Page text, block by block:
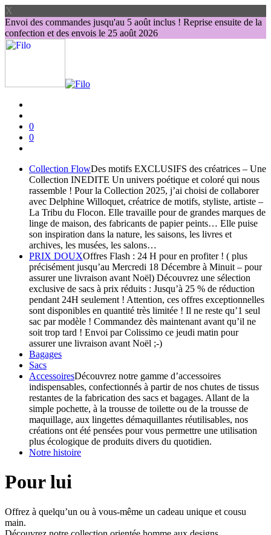
X
Envoi des commandes jusqu'au 5 août inclus ! Reprise ensuite de la
confection et des envois le 25 août 2026
0
0
Collection FlowDes motifs EXCLUSIFS des créatrices – Une
Collection INEDITE Un univers poétique et coloré qui nous
rassemble ! Pour la Collection 2025, j’ai choisi de collaborer
avec Delphine Willoquet, créatrice de motifs, styliste, artiste –
La Tribu du Flocon. Elle travaille pour de grandes marques de
linge de maison, des fabricants de papier peints… Elle puise
son inspiration dans la nature, les saisons, les livres et
archives, les musées, les salons…
PRIX DOUXOffres Flash : 24 H pour en profiter ! ( plus
précisément jusqu’au Mercredi 18 Décembre à Minuit – pour
assurer une livraison avant Noël) Découvrez une sélection
exclusive de sacs à prix réduits : Jusqu’à 25 % de réduction
pendant 24H seulement ! Attention, ces offres exceptionnelles
sont disponibles en quantité très limitée ! Il ne reste qu’1 seul
sac par modèle ! Commandez dès maintenant avant qu’il ne
soit trop tard ! Envoi par Colissimo ce jeudi matin pour
assurer une livraison avant Noël ;-)
Bagages
Sacs
AccessoiresDécouvrez notre gamme d’accessoires
indispensables, confectionnés à partir de nos chutes de tissus
restantes de la fabrication des sacs et bagages. Allant de la
simple pochette, à la trousse de toilette ou de la trousse de
maquillage, aux lingettes démaquillantes réutilisables, nos
créations ont été pensées pour vous permettre une utilisation
plus écologique de produits divers du quotidien.
Notre histoire
Pour lui
Offrez à quelqu’un ou à vous-même un cadeau unique et cousu
main.